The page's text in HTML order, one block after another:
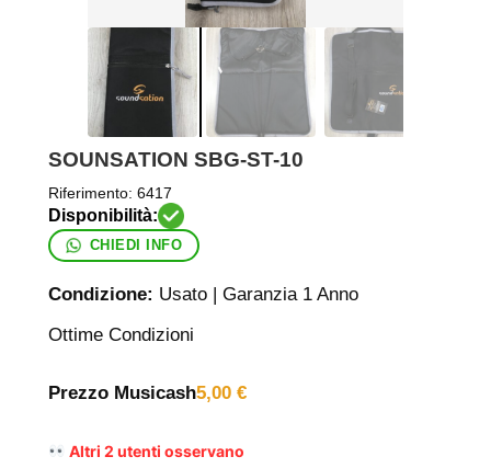
SOUNSATION SBG-ST-10
Riferimento: 6417
CHIEDI INFO
Condizione: Usato | Garanzia 1 Anno
Ottime Condizioni
Prezzo Musicash5,00 €
Altri2 utenti osservano